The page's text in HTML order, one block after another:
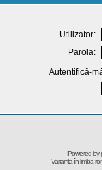
Utilizator:
Parola:
Autentifică-
Powered by
Varianta în limba